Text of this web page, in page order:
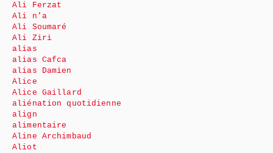
Ali Ferzat
Ali n’a
Ali Soumaré
Ali Ziri
alias
alias Cafca
alias Damien
Alice
Alice Gaillard
aliénation quotidienne
align
alimentaire
Aline Archimbaud
Aliot